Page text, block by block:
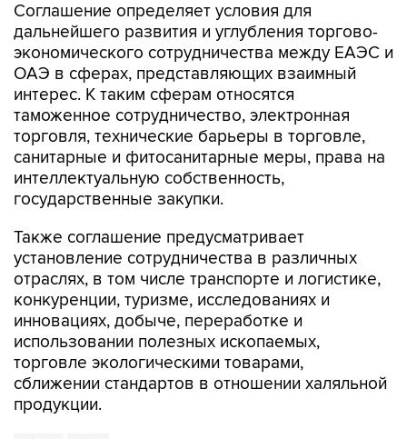
Соглашение определяет условия для
дальнейшего развития и углубления торгово-
экономического сотрудничества между ЕАЭС и
ОАЭ в сферах, представляющих взаимный
интерес. К таким сферам относятся
таможенное сотрудничество, электронная
торговля, технические барьеры в торговле,
санитарные и фитосанитарные меры, права на
интеллектуальную собственность,
государственные закупки.
Также соглашение предусматривает
установление сотрудничества в различных
отраслях, в том числе транспорте и логистике,
конкуренции, туризме, исследованиях и
инновациях, добыче, переработке и
использовании полезных ископаемых,
торговле экологическими товарами,
сближении стандартов в отношении халяльной
продукции.